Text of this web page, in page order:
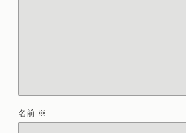
名前 ※